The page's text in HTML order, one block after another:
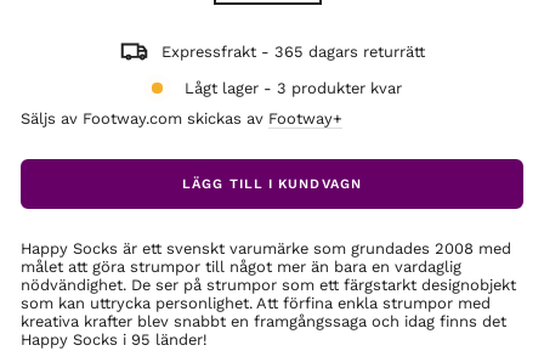
Expressfrakt - 365 dagars returrätt
Lågt lager - 3 produkter kvar
Säljs av Footway.com skickas av Footway+
LÄGG TILL I KUNDVAGN
Happy Socks är ett svenskt varumärke som grundades 2008 med
målet att göra strumpor till något mer än bara en vardaglig
nödvändighet. De ser på strumpor som ett färgstarkt designobjekt
som kan uttrycka personlighet. Att förfina enkla strumpor med
kreativa krafter blev snabbt en framgångssaga och idag finns det
Happy Socks i 95 länder!